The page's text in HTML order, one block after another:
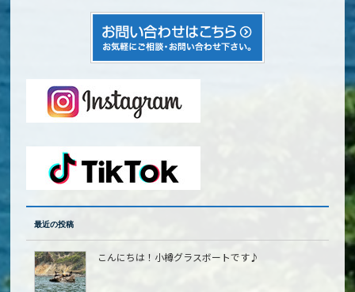
最近の投稿
こんにちは！小樽グラスボートです♪